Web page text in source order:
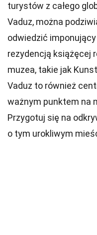
turystów z całego
Vaduz, można
odwiedzić
rezydencją książęcej
muzea, takie jak
Vaduz to również
ważnym punktem na
Przygotuj się na
o tym urokliwym